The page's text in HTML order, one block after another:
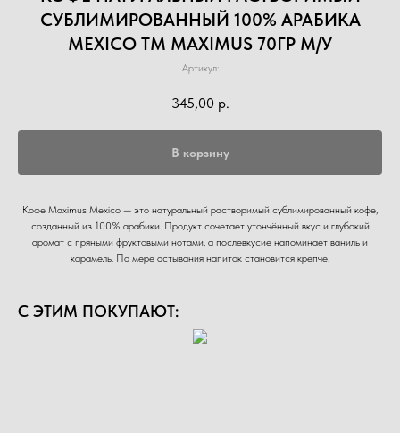
СУБЛИМИРОВАННЫЙ 100% АРАБИКА
MEXICO ТМ MAXIMUS 70ГР М/У
Артикул:
345,00 р.
В корзину
Кофе Maximus Mexico — это натуральный растворимый сублимированный кофе,
созданный из 100% арабики. Продукт сочетает утончённый вкус и глубокий
аромат с пряными фруктовыми нотами, а послевкусие напоминает ваниль и
карамель. По мере остывания напиток становится крепче.
С ЭТИМ ПОКУПАЮТ: